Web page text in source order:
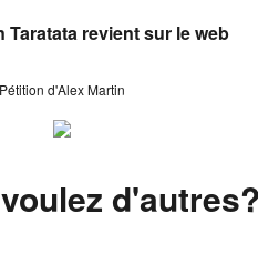
Taratata revient sur le web
Pétition d'Alex Martin